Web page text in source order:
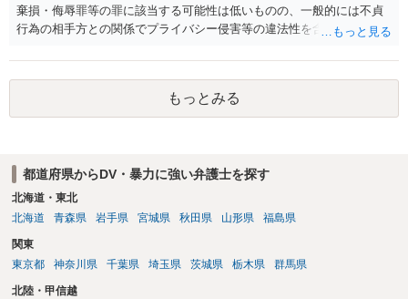
棄損・侮辱罪等の罪に該当する可能性は低いものの、一般的には不貞
行為の相手方との関係でプライバシー侵害等の違法性を含む行為で
ため、弁護士としては推奨しないことが一般的かと思います。
もっとみる
都道府県からDV・暴力に強い弁護士を探す
北海道・東北
北海道
青森県 岩手県 宮城県 秋田県 山形県 福島県
関東
東京都
神奈川県 千葉県 埼玉県 茨城県 栃木県 群馬県
北陸・甲信越